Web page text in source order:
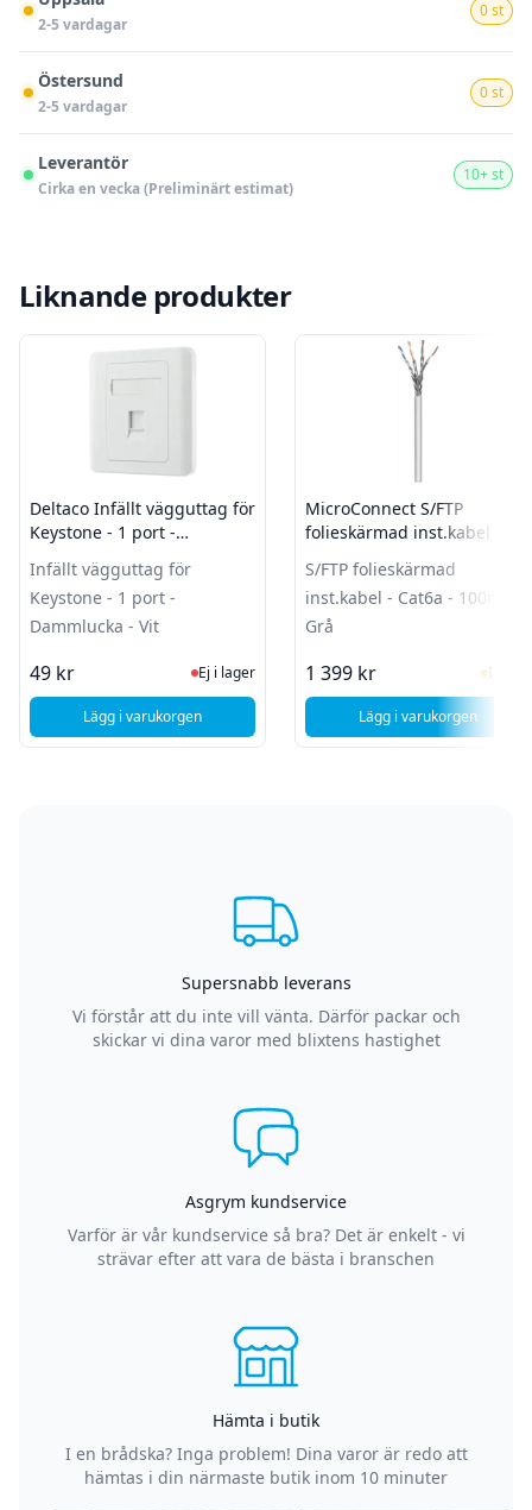
2-5 vardagar
0 st
Östersund
2-5 vardagar
0 st
Leverantör
Cirka en vecka (Preliminärt estimat)
10+ st
Liknande produkter
Deltaco Infällt vägguttag för
Keystone - 1 port -
Infällt vägguttag för
Keystone - 1 port -
Dammlucka - Vit
49 kr Ej i lager, besök produktsidan för
Ej i lager
Lägg i varukorgen, Deltaco Infällt vägguttag för Keystone - 1 port -
MicroConnect S/FTP
folieskärmad inst.kabel -
S/FTP folieskärmad
inst.kabel - Cat6a - 100m -
Grå
1 399 kr I
Lägg i varukorgen
, MicroConnect
Supersnabb leverans
Vi förstår att du inte vill vänta. Därför packar och
skickar vi dina varor med blixtens hastighet
Asgrym kundservice
Varför är vår kundservice så bra? Det är enkelt - vi
strävar efter att vara de bästa i branschen
Hämta i butik
I en brådska? Inga problem! Dina varor är redo att
hämtas i din närmaste butik inom 10 minuter